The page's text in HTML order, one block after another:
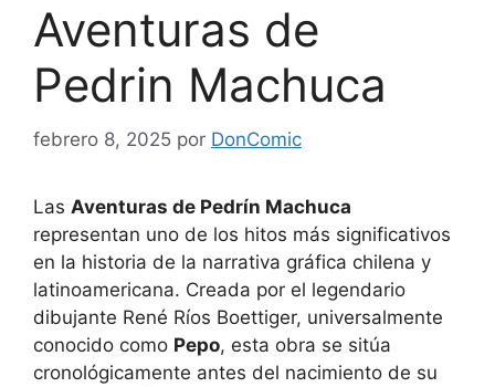
Aventuras de
Pedrin Machuca
febrero 8, 2025 por DonComic
Las Aventuras de Pedrín Machuca
representan uno de los hitos más significativos
en la historia de la narrativa gráfica chilena y
latinoamericana. Creada por el legendario
dibujante René Ríos Boettiger, universalmente
conocido como Pepo, esta obra se sitúa
cronológicamente antes del nacimiento de su